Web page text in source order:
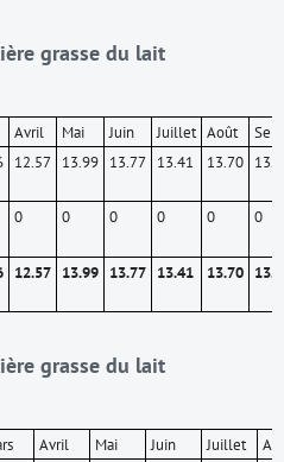
grasse du lait
Avril
12.57
0
12.57
Mai
13.99
0
13.99
Juin
13.77
0
13.77
Juillet
13.41
0
13.41
Août
13.70
0
13.70
Sept
0
grasse du lait
Avril
Mai
Juin
Juillet